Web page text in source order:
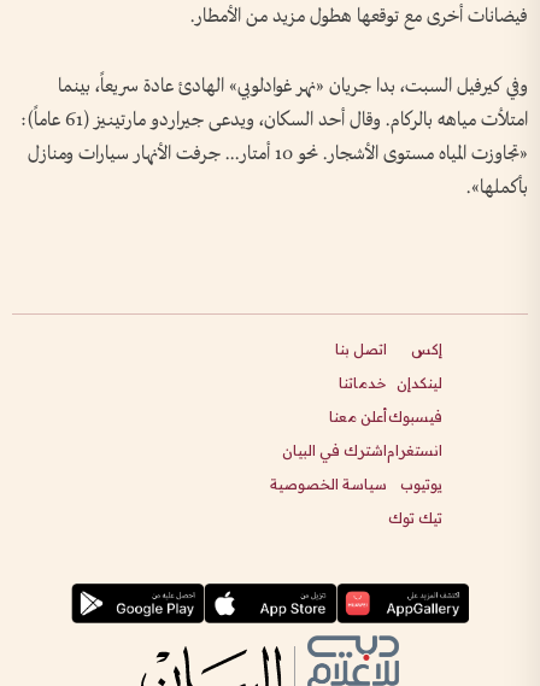
فيضانات أخرى مع توقعها هطول مزيد من الأمطار.
وفي كيرفيل السبت، بدا جريان «نهر غوادلوبي» الهادئ عادة سريعاً، بينما
امتلأت مياهه بالركام. وقال أحد السكان، ويدعى جيراردو مارتينيز (61 عاماً):
«تجاوزت المياه مستوى الأشجار. نحو 10 أمتار... جرفت الأنهار سيارات ومنازل
بأكملها».
إكس
لينكدإن
فيسبوك
انستغرام
يوتيوب
تيك توك
اتصل بنا
خدماتنا
أعلن معنا
اشترك في البيان
سياسة الخصوصية